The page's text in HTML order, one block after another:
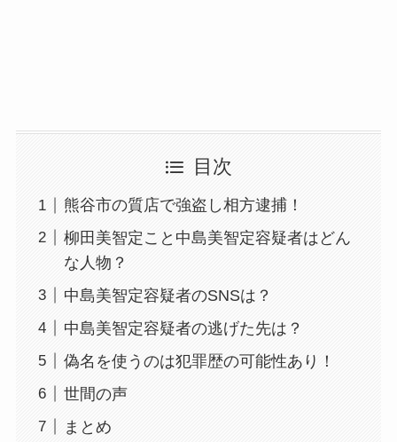
目次
熊谷市の質店で強盗し相方逮捕！
柳田美智定こと中島美智定容疑者はどん
な人物？
中島美智定容疑者のSNSは？
中島美智定容疑者の逃げた先は？
偽名を使うのは犯罪歴の可能性あり！
世間の声
まとめ